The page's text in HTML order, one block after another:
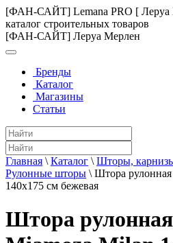
[ФАН-САЙТ] Lemana PRO [ Леруа
каталог строительных товаров
[ФАН-САЙТ] Леруа Мерлен
Бренды
Каталог
Магазины
Статьи
Главная \ Каталог \ Шторы,
Рулонные шторы \ Штора
140x175 см бежевая
Штора